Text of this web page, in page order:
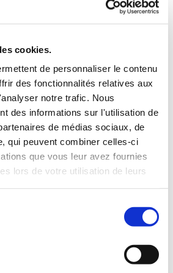
cookies.
de personnaliser le contenu
des fonctionnalités relatives aux
notre trafic. Nous
des informations sur l'utilisation de
de médias sociaux, de
qui peuvent combiner celles-ci
que vous leur avez fournies
lors de votre utilisation de leurs
Habillage Bois
Cloison de
LOCATION
(hors franchise)
rendre plein
DE LOCATION